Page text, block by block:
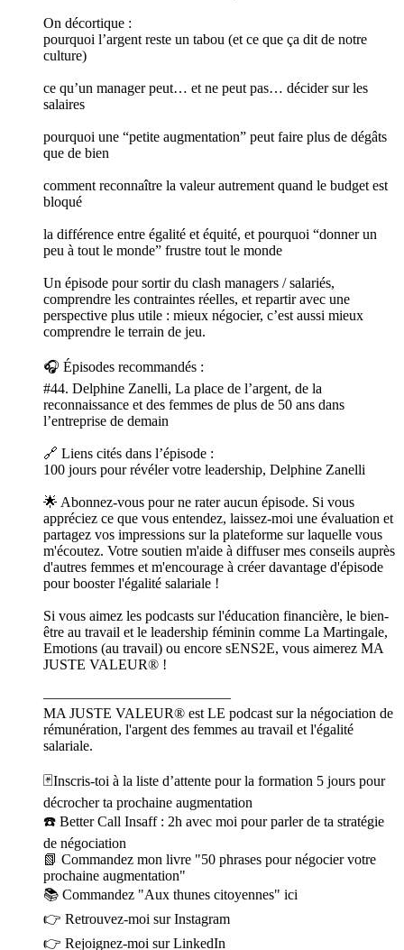
On décortique :
pourquoi l’argent reste un tabou (et ce que ça dit de notre
culture)
ce qu’un manager peut… et ne peut pas… décider sur les
salaires
pourquoi une “petite augmentation” peut faire plus de dégâts
que de bien
comment reconnaître la valeur autrement quand le budget est
bloqué
la différence entre égalité et équité, et pourquoi “donner un
peu à tout le monde” frustre tout le monde
Un épisode pour sortir du clash managers / salariés,
comprendre les contraintes réelles, et repartir avec une
perspective plus utile : mieux négocier, c’est aussi mieux
comprendre le terrain de jeu.
🎧 Épisodes recommandés :
#44. Delphine Zanelli, La place de l’argent, de la
reconnaissance et des femmes de plus de 50 ans dans
l’entreprise de demain
🔗 Liens cités dans l’épisode :
100 jours pour révéler votre leadership, Delphine Zanelli
🌟 Abonnez-vous pour ne rater aucun épisode. Si vous
appréciez ce que vous entendez, laissez-moi une évaluation et
partagez vos impressions sur la plateforme sur laquelle vous
m'écoutez. Votre soutien m'aide à diffuser mes conseils auprès
d'autres femmes et m'encourage à créer davantage d'épisode
pour booster l'égalité salariale !
Si vous aimez les podcasts sur l'éducation financière, le bien-
être au travail et le leadership féminin comme La Martingale,
Emotions (au travail) ou encore sENS2E, vous aimerez MA
JUSTE VALEUR® !
—————————————
MA JUSTE VALEUR® est LE podcast sur la négociation de
rémunération, l'argent des femmes au travail et l'égalité
salariale.
🃏Inscris-toi à la liste d’attente pour la formation 5 jours pour
décrocher ta prochaine augmentation
☎️ Better Call Insaff : 2h avec moi pour parler de ta stratégie
de négociation
📗 Commandez mon livre "50 phrases pour négocier votre
prochaine augmentation"
📚 Commandez "Aux thunes citoyennes" ici
👉 Retrouvez-moi sur Instagram
👉 Rejoignez-moi sur LinkedIn